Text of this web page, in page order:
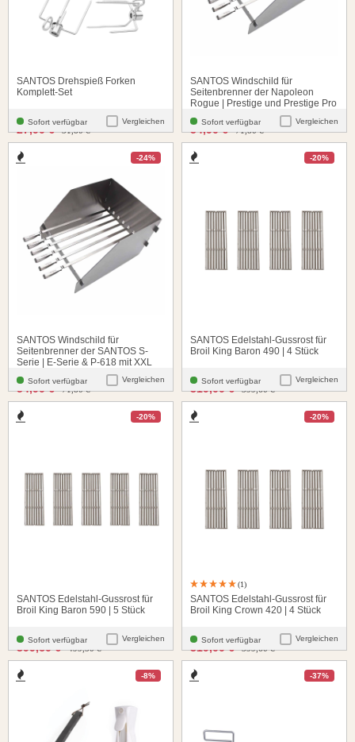
SANTOS Drehspieß Forken
Komplett-Set
27,90 € santosgrills-theme.listing.formerPrice:
31,80 €
Sofort verfügbar Vergleichen
SANTOS Windschild für
Seitenbrenner der Napoleon
Rogue | Prestige und Prestige Pro
Serie mit XXL Spießen | Edelstahl
54,90 € santosgrills-
71,80 €
Sofort verfügbar Vergleichen
-24%
SANTOS Windschild für
Seitenbrenner der SANTOS S-
Serie | E-Serie & P-618 mit XXL
54,90 € santosgrills-theme.listing.formerPrice:
71,80 €
Sofort verfügbar Vergleichen
-20%
SANTOS Edelstahl-Gussrost für
Broil King Baron 490 | 4 Stück
319,00 € santosgrills-
399,60 €
Sofort verfügbar Vergleichen
-20%
SANTOS Edelstahl-Gussrost für
Broil King Baron 590 | 5 Stück
399,60 € santosgrills-theme.listing.formerPrice:
499,50 €
Sofort verfügbar Vergleichen
-20%
(1)
SANTOS Edelstahl-Gussrost für
Broil King Crown 420 | 4 Stück
319,00 € santosgrills-
399,60 €
Sofort verfügbar Vergleichen
-8% -37%